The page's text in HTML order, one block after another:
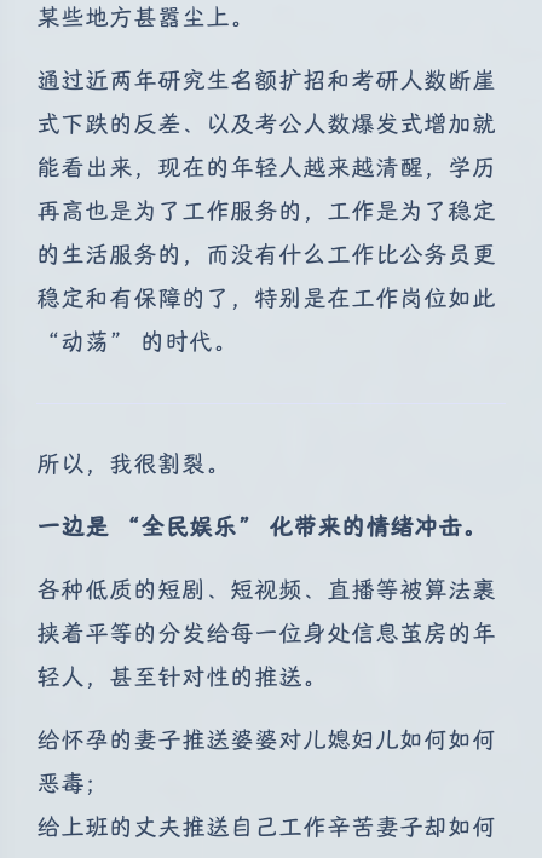
某些地方甚嚣尘上。
通过近两年研究生名额扩招和考研人数断崖
式下跌的反差、以及考公人数爆发式增加就
能看出来，现在的年轻人越来越清醒，学历
再高也是为了工作服务的，工作是为了稳定
的生活服务的，而没有什么工作比公务员更
稳定和有保障的了，特别是在工作岗位如此
“动荡” 的时代。
所以，我很割裂。
一边是 “全民娱乐” 化带来的情绪冲击。
各种低质的短剧、短视频、直播等被算法裹
挟着平等的分发给每一位身处信息茧房的年
轻人，甚至针对性的推送。
给怀孕的妻子推送婆婆对儿媳妇儿如何如何
恶毒；
给上班的丈夫推送自己工作辛苦妻子却如何